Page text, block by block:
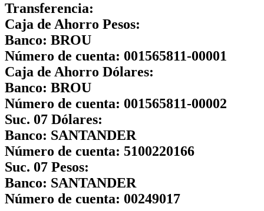
Transferencia:
Caja de Ahorro Pesos:
Banco: BROU
Número de cuenta: 001565811-00001
Caja de Ahorro Dólares:
Banco: BROU
Número de cuenta: 001565811-00002
Suc. 07 Dólares:
Banco: SANTANDER
Número de cuenta: 5100220166
Suc. 07 Pesos:
Banco: SANTANDER
Número de cuenta: 00249017